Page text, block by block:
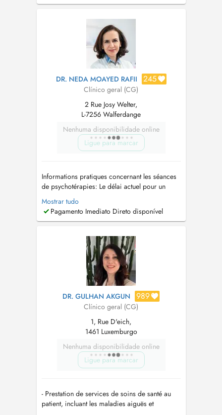
DR. NEDA MOAYED RAFII 245
Clínico geral (CG)
2 Rue Josy Welter,
L-7256 Walferdange
Nenhuma disponibilidade online
Ligue para marcar
Informations pratiques concernant les séances
de psychotérapies: Le délai actuel pour un
premier rendez-vous de psychothérapie est
d'environ 2 à 3 mois. Merci de bien vouloir
adresser vos demandes exclusivement par e-
TEL: 33 55 56 FAX: 33 52 19 e...
Mostrar tudo
Pagamento Imediato Direto disponível
DR. GULHAN AKGUN 989
Clínico geral (CG)
1, Rue D'eich,
1461 Luxemburgo
Nenhuma disponibilidade online
Ligue para marcar
- Prestation de services de soins de santé au
patient, incluant les maladies aiguës et